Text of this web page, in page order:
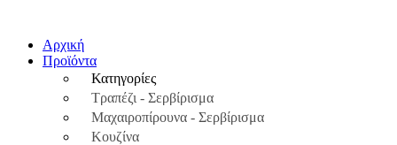
Αρχική
Προϊόντα
Κατηγορίες
Τραπέζι - Σερβίρισμα
Μαχαιροπίρουνα - Σερβίρισμα
Κουζίνα